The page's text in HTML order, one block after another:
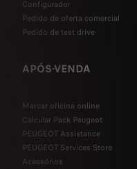
Configurador
Pedido de oferta comercial
Pedido de test drive
APÓS-VENDA
Marcar oficina online
Calcular Pack Peugeot
PEUGEOT Assistance
PEUGEOT Services Store
Acessórios